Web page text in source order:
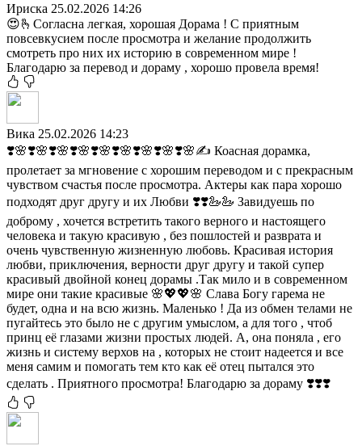
Ириска 25.02.2026 14:26
😍🫰Согласна легкая, хорошая Дорама ! С приятным
повсевкусием после просмотра и желание продолжить
смотреть про них их историю в современном мире !
Благодарю за перевод и дораму , хорошо провела время!
Вика 25.02.2026 14:23
❣️🌸❣️🌸❣️🌸❣️🌸❣️🌸❣️🌸❣️🌸❣️🌸❣️🌸✍️ Коасная дорамка,
пролетает за мгновение с хорошим переводом и с прекрасным
чувством счастья после просмотра. Актеры как пара хорошо
подходят друг другу и их Любви ❣️❣️🦢🦢 Завидуешь по
доброму , хочется встретить такого верного и настоящего
человека и такую красивую , без пошлостей и разврата и
очень чувственную жизненную любовь. Красивая история
любви, приключения, верности друг другу и такой супер
красивый двойной конец дорамы .Так мило и в современном
мире они такие красивые 🌸💖💖🌸 Слава Богу гарема не
будет, одна и на всю жизнь. Маленько ! Да из обмен телами не
пугайтесь это было не с другим умыслом, а для того , чтоб
принц её глазами жизни простых людей. А, она поняла , его
жизнь и систему верхов на , которых не стоит надеется и все
меня самим и помогать тем кто как её отец пытался это
сделать . Приятного просмотра! Благодарю за дораму ❣️❣️❣️